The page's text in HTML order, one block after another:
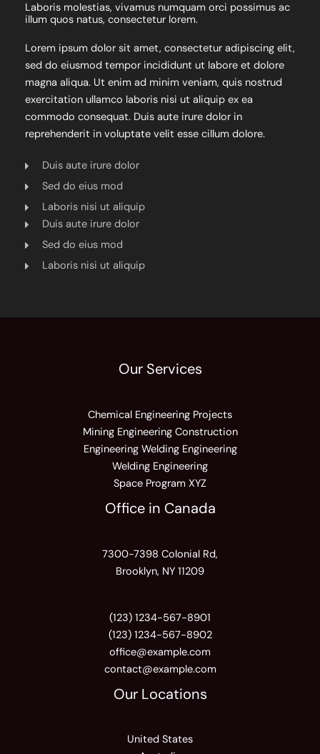
Laboris molestias, vivamus numquam orci possimus ac
illum quos natus, consectetur lorem.
Lorem ipsum dolor sit amet, consectetur adipiscing elit,
sed do eiusmod tempor incididunt ut labore et dolore
magna aliqua. Ut enim ad minim veniam, quis nostrud
exercitation ullamco laboris nisi ut aliquip ex ea
commodo consequat. Duis aute irure dolor in
reprehenderit in voluptate velit esse cillum dolore.
Duis aute irure dolor
Sed do eius mod
Laboris nisi ut aliquip
Duis aute irure dolor
Sed do eius mod
Laboris nisi ut aliquip
Our Services
Chemical Engineering Projects
Mining Engineering Construction
Engineering Welding Engineering
Welding Engineering
Space Program XYZ
Office in Canada
7300-7398 Colonial Rd,
Brooklyn, NY 11209
(123) 1234-567-8901
(123) 1234-567-8902
office@example.com
contact@example.com
Our Locations
United States